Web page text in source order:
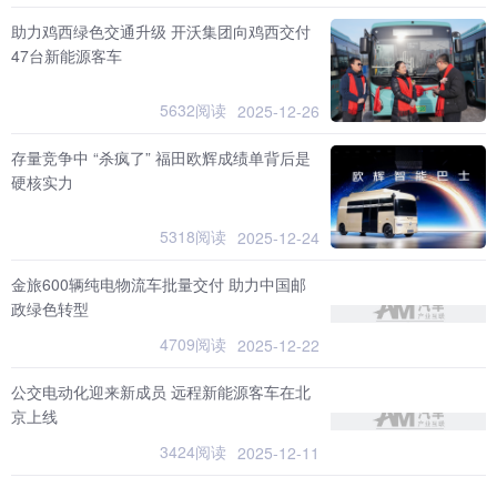
助力鸡西绿色交通升级 开沃集团向鸡西交付
47台新能源客车
5632阅读 2025-12-26
存量竞争中 “杀疯了” 福田欧辉成绩单背后是
硬核实力
5318阅读 2025-12-24
金旅600辆纯电物流车批量交付 助力中国邮
政绿色转型
4709阅读 2025-12-22
公交电动化迎来新成员 远程新能源客车在北
京上线
3424阅读 2025-12-11